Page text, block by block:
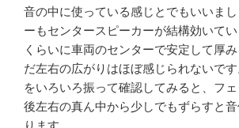
音の中に使っている感じとでもいいま
ーもセンタースピーカーが結構効いて
くらいに車両のセンターで安定して厚
だ左右の広がりはほぼ感じられないで
をいろいろ振って確認してみると、フ
後左右の真ん中から少しでもずらすと
ります。